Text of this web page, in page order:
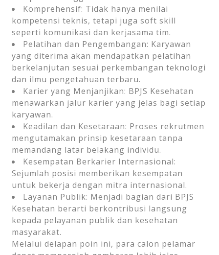
Komprehensif: Tidak hanya menilai
kompetensi teknis, tetapi juga soft skill
seperti komunikasi dan kerjasama tim.
Pelatihan dan Pengembangan: Karyawan
yang diterima akan mendapatkan pelatihan
berkelanjutan sesuai perkembangan teknologi
dan ilmu pengetahuan terbaru.
Karier yang Menjanjikan: BPJS Kesehatan
menawarkan jalur karier yang jelas bagi setiap
karyawan.
Keadilan dan Kesetaraan: Proses rekrutmen
mengutamakan prinsip kesetaraan tanpa
memandang latar belakang individu.
Kesempatan Berkarier Internasional:
Sejumlah posisi memberikan kesempatan
untuk bekerja dengan mitra internasional.
Layanan Publik: Menjadi bagian dari BPJS
Kesehatan berarti berkontribusi langsung
kepada pelayanan publik dan kesehatan
masyarakat.
Melalui delapan poin ini, para calon pelamar